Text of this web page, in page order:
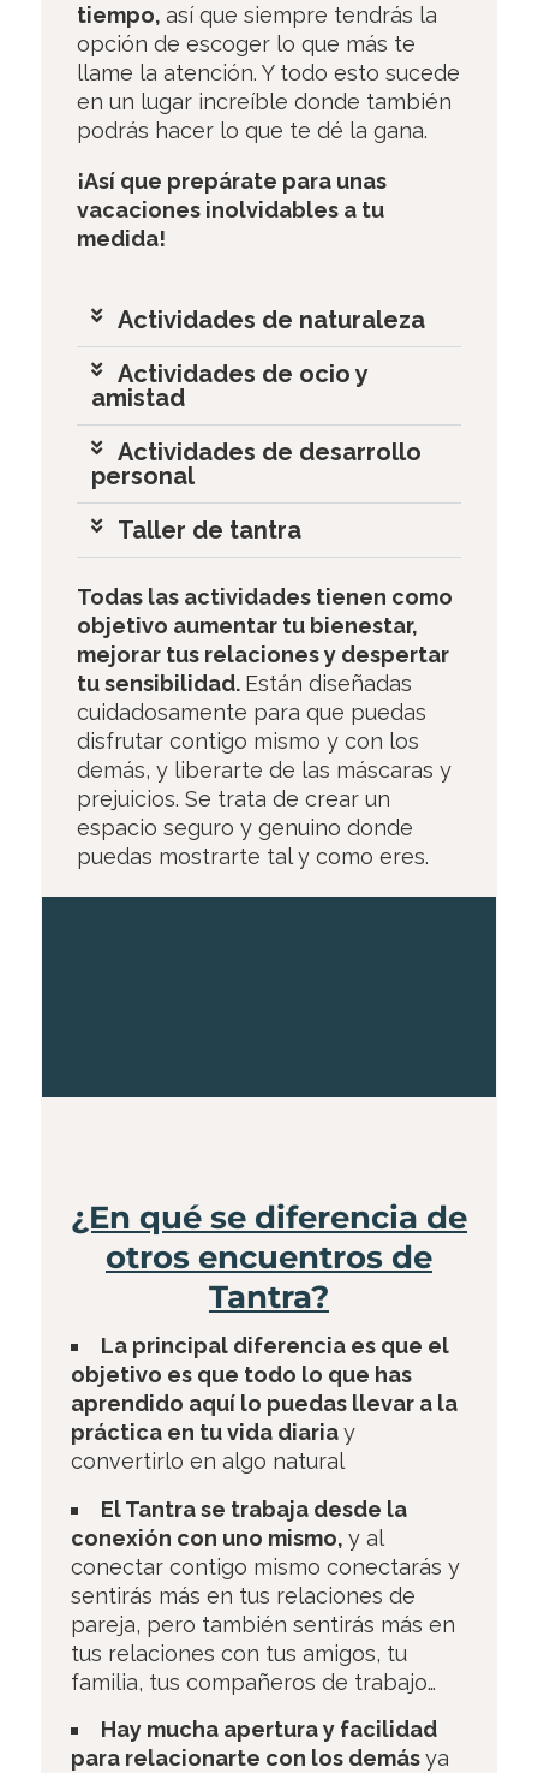
tiempo, así que siempre tendrás la
opción de escoger lo que más te
llame la atención. Y todo esto sucede
en un lugar increíble donde también
podrás hacer lo que te dé la gana.
¡Así que prepárate para unas
vacaciones inolvidables a tu
medida!
Actividades de naturaleza
Actividades de ocio y
amistad
Actividades de desarrollo
personal
Taller de tantra
Todas las actividades tienen como
objetivo aumentar tu bienestar,
mejorar tus relaciones y despertar
tu sensibilidad. Están diseñadas
cuidadosamente para que puedas
disfrutar contigo mismo y con los
demás, y liberarte de las máscaras y
prejuicios. Se trata de crear un
espacio seguro y genuino donde
puedas mostrarte tal y como eres.
¿En qué se diferencia de
otros encuentros de
Tantra?
La principal diferencia es que el
objetivo es que todo lo que has
aprendido aquí lo puedas llevar a la
práctica en tu vida diariay
convertirlo en algo natural
El Tantra se trabaja desde la
conexión con uno mismo, y al
conectar contigo mismo conectarás y
sentirás más en tus relaciones de
pareja, pero también sentirás más en
tus relaciones con tus amigos, tu
familia, tus compañeros de trabajo…
Hay mucha aperturay facilidad
para relacionarte con los demásya